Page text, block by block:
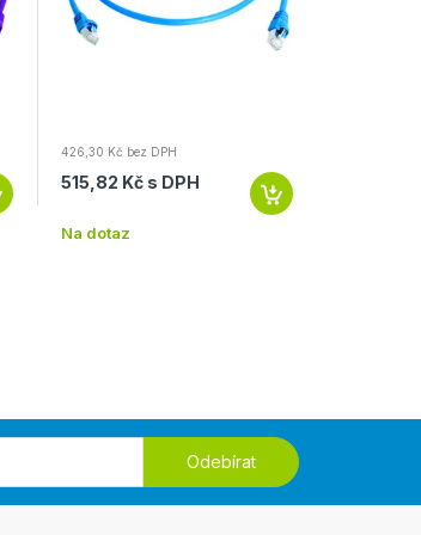
426,30 Kč bez DPH
515,82 Kč s DPH
Na dotaz
Odebírat